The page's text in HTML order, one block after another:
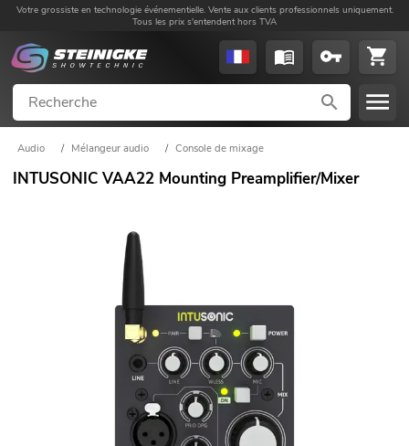
Votre grossiste en technologie événementielle. Vente aux clients professionnels uniquement.
Tous les prix s'entendent hors TVA
Audio / Mélangeur audio / Console de mixage
INTUSONIC VAA22 Mounting Preamplifier/Mixer